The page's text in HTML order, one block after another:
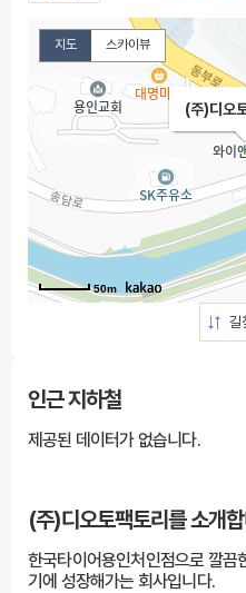
(주)디오
50m
지도 스카이뷰
길
인근 지하철
제공된 데이터가 없습니다.
(주)디오토팩토리를소개
한국타이어용인처인점으로 깔끔
기에 성장해가는 회사입니다.